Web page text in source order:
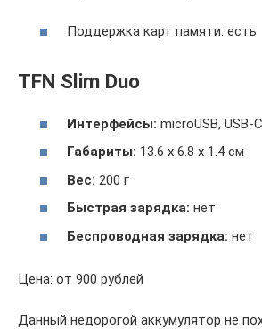
Поддержка карт памяти: есть
TFN Slim Duo
Интерфейсы: microUSB, USB-
Габариты: 13.6 х 6.8 х 1.4 см
Вес: 200 г
Быстрая зарядка: нет
Беспроводная зарядка: нет
Цена: от 900 рублей
Данный недорогой аккумулятор не